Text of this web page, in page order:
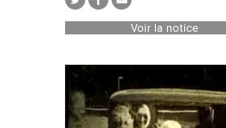
Voir la notice